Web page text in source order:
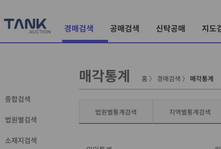
경매검색 공매검색 신탁공매 지도
종합검색
법원별검색
소재지검색
매각통계 홈 〉 경매검색 〉 매각통계
법원별통계검색 지역별통계검색